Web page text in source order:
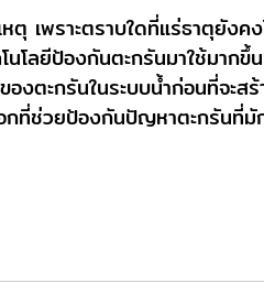
เพราะตราบใดที่แร่ธาตุยังคง
นโลยีป้องกันตะกรันมาใช้มาก
งตะกรันในระบบน้ำก่อนที่จะสร้
ที่ช่วยป้องกันปัญหาตะกรันที่มั